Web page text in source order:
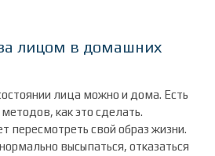
лицом в домашних
лица можно и дома. Есть
как это сделать.
пересмотреть свой образ жизни.
высыпаться, отказаться